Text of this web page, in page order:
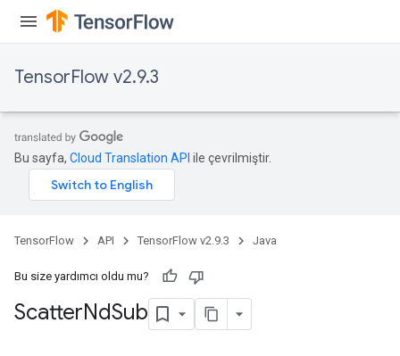
TensorFlow v2.9.3
Bu sayfa, Cloud Translation API ile çevrilmiştir.
TensorFlow API TensorFlow v2.9.3 Java
Bu size yardımcı oldu mu?
ScatterNdSub